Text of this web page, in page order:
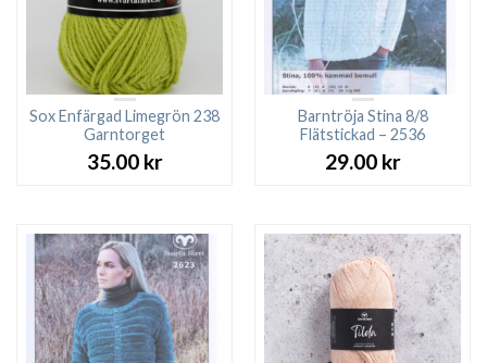
Sox Enfärgad Limegrön 238
Garntorget
35.00 kr
Barntröja Stina 8/8
Flätstickad – 2536
29.00 kr